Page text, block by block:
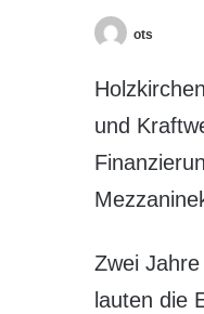
ots
und
Zwei
lauten die